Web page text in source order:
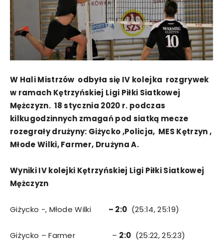
W Hali Mistrzów odbyła się IV kolejka rozgrywek
w ramach Kętrzyńskiej Ligi Piłki Siatkowej
Mężczyzn. 18 stycznia 2020 r. podczas
kilkugodzinnych zmagań pod siatką mecze
rozegrały drużyny: Giżycko ,Policja, MES Kętrzyn ,
Młode Wilki, Farmer, Drużyna A.
Wyniki IV kolejki Kętrzyńskiej Ligi Piłki Siatkowej
Mężczyzn
Giżycko -, Młode Wilki – 2:0 (25:14, 25:19)
Giżycko – Farmer – 2:0 (25:22, 25:23)